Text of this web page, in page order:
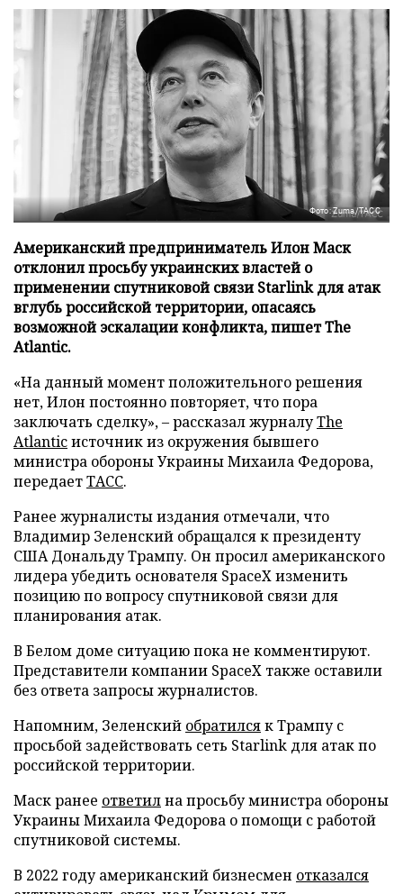
Фото: Zuma/ТАСС
Американский предприниматель Илон Маск
отклонил просьбу украинских властей о
применении спутниковой связи Starlink для атак
вглубь российской территории, опасаясь
возможной эскалации конфликта, пишет The
Atlantic.
«На данный момент положительного решения
нет, Илон постоянно повторяет, что пора
заключать сделку», – рассказал журналуThe
Atlanticисточник из окружения бывшего
министра обороны Украины Михаила Федорова,
передаетТАСС.
Ранее журналисты издания отмечали, что
Владимир Зеленский обращался к президенту
США Дональду Трампу. Он просил американского
лидера убедить основателя SpaceX изменить
позицию по вопросу спутниковой связи для
планирования атак.
В Белом доме ситуацию пока не комментируют.
Представители компании SpaceX также оставили
без ответа запросы журналистов.
Напомним, Зеленский обратилсяк Трампу с
просьбой задействовать сеть Starlink для атак по
российской территории.
Маск ранее ответилна просьбу министра обороны
Украины Михаила Федорова о помощи с работой
спутниковой системы.
В 2022 году американский бизнесмен отказался